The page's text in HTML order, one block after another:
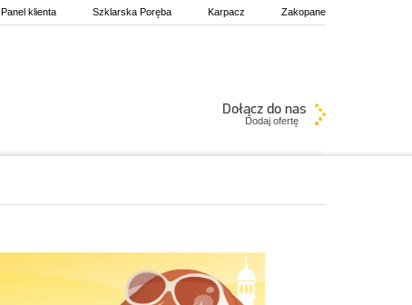
Panel klienta Szklarska Poręba Karpacz Zakopane
Dodaj ofertę